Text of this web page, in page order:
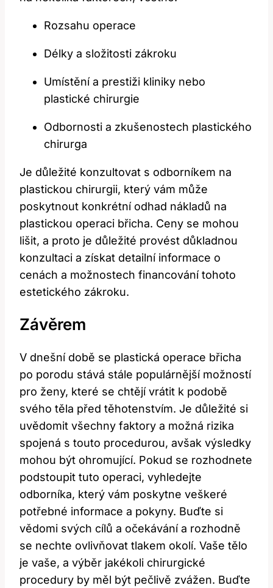
Rozsahu operace
Délky a složitosti zákroku
Umístění a prestiži kliniky nebo
plastické chirurgie
Odbornosti a zkušenostech plastického
chirurga
Je důležité konzultovat s odborníkem na
plastickou chirurgii, který vám může
poskytnout konkrétní odhad nákladů na
plastickou operaci břicha. Ceny se mohou
lišit, a proto je důležité provést důkladnou
konzultaci a získat detailní informace o
cenách a možnostech financování tohoto
estetického zákroku.
Závěrem
V dnešní době se plastická operace břicha
po porodu stává stále populárnější možností
pro ženy, které se chtějí vrátit k podobě
svého těla před těhotenstvím. Je důležité si
uvědomit všechny faktory a možná rizika
spojená s touto procedurou, avšak výsledky
mohou být ohromující. Pokud se rozhodnete
podstoupit tuto operaci, vyhledejte
odborníka, který vám poskytne veškeré
potřebné informace a pokyny. Buďte si
vědomi svých cílů a očekávání a rozhodně
se nechte ovlivňovat tlakem okolí. Vaše tělo
je vaše, a výběr jakékoli chirurgické
procedury by měl být pečlivě zvážen. Buďte